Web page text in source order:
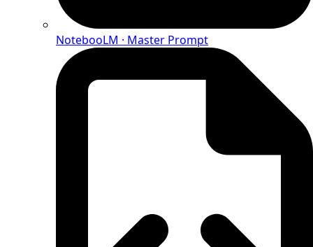
NotebooLM · Master Prompt